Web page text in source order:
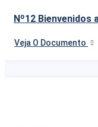
Nº12
Veja O Documento